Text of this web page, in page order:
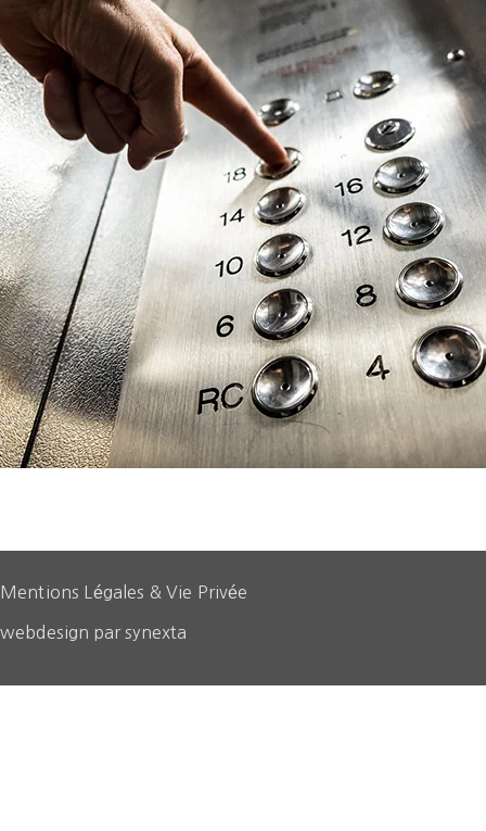
Mentions Légales & Vie Privée
webdesign par synexta